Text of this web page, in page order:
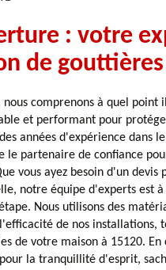
: votre
de gouttières
nous comprenons à quel
et performant pour
années d'expérience dans
le partenaire de confiance
vous ayez besoin d'un devis
notre équipe d'experts est
Nous utilisons des
de nos installations,
de votre maison à 15120. En
la tranquillité d'esprit,